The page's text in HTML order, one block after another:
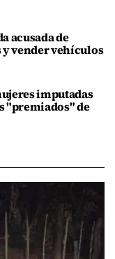
acusada de
vender vehículos
imputadas
"premiados" de